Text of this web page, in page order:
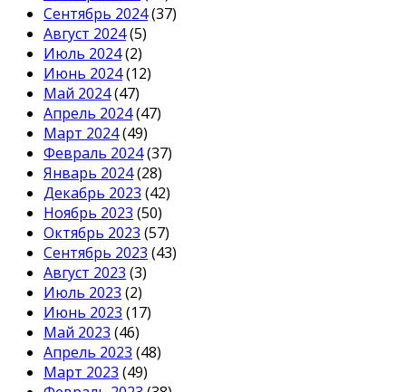
Сентябрь 2024(37)
Август 2024(5)
Июль 2024(2)
Июнь 2024(12)
Май 2024(47)
Апрель 2024(47)
Март 2024(49)
Февраль 2024(37)
Январь 2024(28)
Декабрь 2023 (42)
Ноябрь 2023 (50)
Октябрь 2023 (57)
Сентябрь 2023 (43)
Август 2023 (3)
Июль 2023 (2)
Июнь 2023 (17)
Май 2023 (46)
Апрель 2023 (48)
Март 2023 (49)